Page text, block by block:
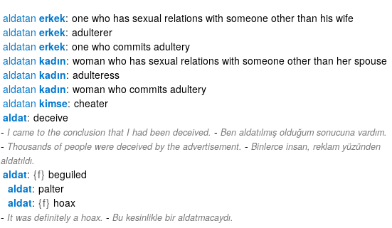
aldatan erkek one who has sexual relations with someone other than his wife
aldatan erkek adulterer
aldatan erkek one who commits adultery
aldatan kadın woman who has sexual relations with someone other than her spouse
aldatan kadın adulteress
aldatan kadın woman who commits adultery
aldatan kimse cheater
aldat deceive
I came to the conclusion that I had been deceived. - Ben aldatılmış olduğum sonucuna vardım.
Thousands of people were deceived by the advertisement. - Binlerce insan, reklam yüzünden
aldatıldı.
aldat {f} beguiled
aldat palter
aldat {f} hoax
It was definitely a hoax. - Bu kesinlikle bir aldatmacaydı.